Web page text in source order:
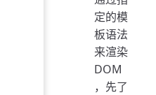
定的模
板语法
来渲染
DOM
，先了